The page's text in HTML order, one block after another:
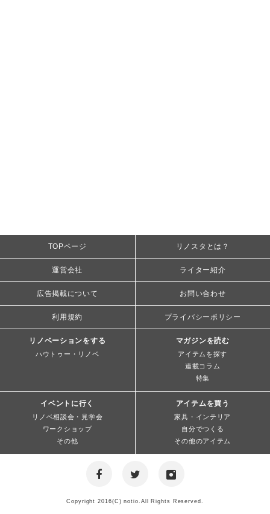
TOPページ リノスタとは？
運営会社 ライター紹介
広告掲載について お問い合わせ
利用規約 プライバシーポリシー
リノベーションをする
ハウトゥー・リノベ
マガジンを読む
アイテムを探す
連載コラム
特集
イベントに行く
リノベ相談会・見学会
ワークショップ
その他
アイテムを買う
家具・インテリア
自分でつくる
その他のアイテム
Copyright 2016(C) notio.All Rights Reserved.